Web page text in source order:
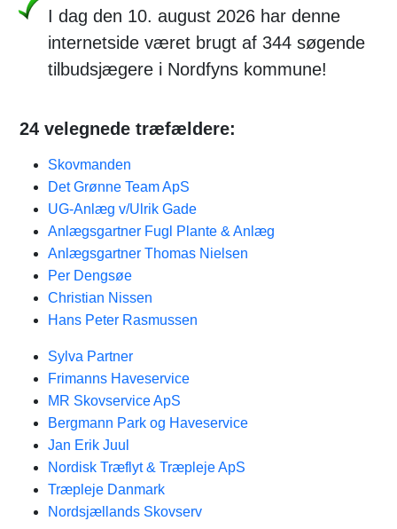
I dag den 10. august 2026 har denne
internetside været brugt af 344 søgende
tilbudsjægere i Nordfyns kommune!
24 velegnede træfældere:
Skovmanden
Det Grønne Team ApS
UG-Anlæg v/Ulrik Gade
Anlægsgartner Fugl Plante & Anlæg
Anlægsgartner Thomas Nielsen
Per Dengsøe
Christian Nissen
Hans Peter Rasmussen
Sylva Partner
Frimanns Haveservice
MR Skovservice ApS
Bergmann Park og Haveservice
Jan Erik Juul
Nordisk Træflyt & Træpleje ApS
Træpleje Danmark
Nordsjællands Skovserv